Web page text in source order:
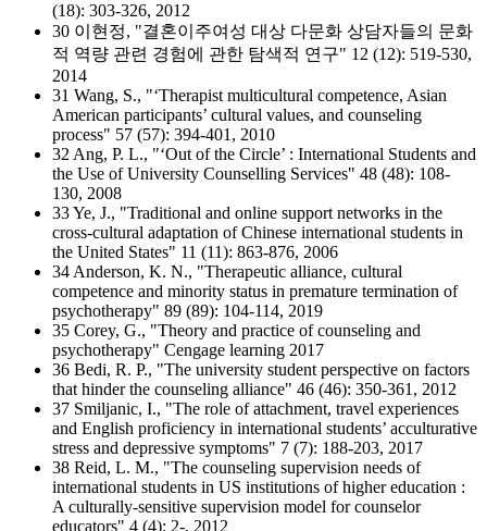
(18): 303-326, 2012
30 이현정, "결혼이주여성 대상 다문화 상담자들의 문화
적 역량 관련 경험에 관한 탐색적 연구" 12 (12): 519-530,
2014
31 Wang, S., "‘Therapist multicultural competence, Asian
American participants’ cultural values, and counseling
process" 57 (57): 394-401, 2010
32 Ang, P. L., "‘Out of the Circle’ : International Students and
the Use of University Counselling Services" 48 (48): 108-
130, 2008
33 Ye, J., "Traditional and online support networks in the
cross-cultural adaptation of Chinese international students in
the United States" 11 (11): 863-876, 2006
34 Anderson, K. N., "Therapeutic alliance, cultural
competence and minority status in premature termination of
psychotherapy" 89 (89): 104-114, 2019
35 Corey, G., "Theory and practice of counseling and
psychotherapy" Cengage learning 2017
36 Bedi, R. P., "The university student perspective on factors
that hinder the counseling alliance" 46 (46): 350-361, 2012
37 Smiljanic, I., "The role of attachment, travel experiences
and English proficiency in international students’ acculturative
stress and depressive symptoms" 7 (7): 188-203, 2017
38 Reid, L. M., "The counseling supervision needs of
international students in US institutions of higher education :
A culturally-sensitive supervision model for counselor
educators" 4 (4): 2-, 2012